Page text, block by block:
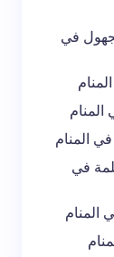
في
المنام
في
المنام